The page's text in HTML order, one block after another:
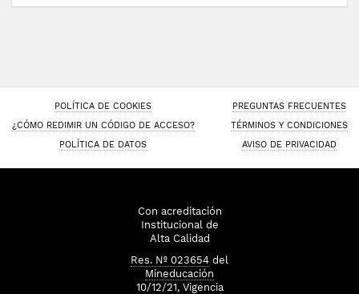
POLÍTICA DE COOKIES
PREGUNTAS FRECUENTES
¿CÓMO REDIMIR UN CÓDIGO DE ACCESO?
TÉRMINOS Y CONDICIONES
POLÍTICA DE DATOS
AVISO DE PRIVACIDAD
Con acreditación
Institucional de
Alta Calidad
Res. Nº 023654 del
Mineducación
10/12/21, Vigencia